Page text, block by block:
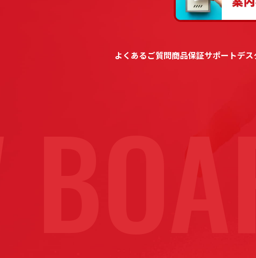
よくあるご質問商品保証サポートデス